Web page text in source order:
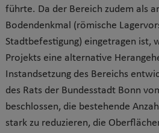
führte. Da der Bereich zudem als
Bodendenkmal (römische
Stadtbefestigung) eingetragen ist,
Projekts eine alternative
Instandsetzung des Bereichs
des Rats der Bundesstadt Bonn
beschlossen, die bestehende
stark zu reduzieren, die